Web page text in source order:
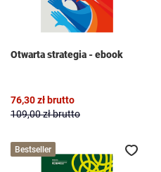
Otwarta strategia - ebook
76,30 zł brutto
109,00 złbrutto
Dodaj do ulubionych
Bestseller